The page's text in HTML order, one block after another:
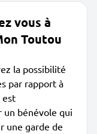
vous à
Toutou
la possibilité
par rapport à
est
bénévole qui
une garde de